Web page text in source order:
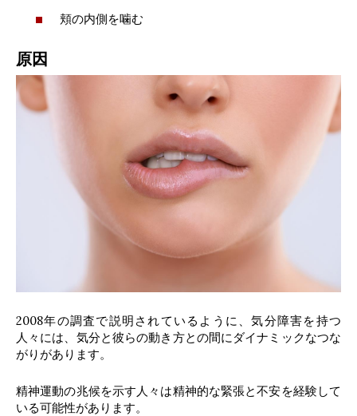
頬の内側を噛む
原因
2008年の調査で説明されているように、気分障害を持つ
人々には、気分と彼らの動き方との間にダイナミックなつな
がりがあります。
精神運動の兆候を示す人々は精神的な緊張と不安を経験して
いる可能性があります。